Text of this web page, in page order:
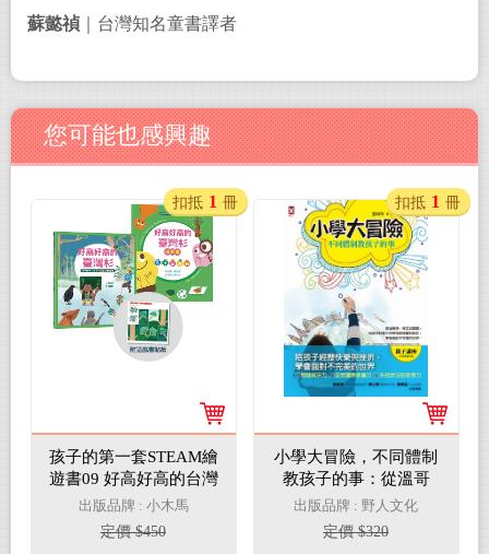
蘇懿禎 ｜台灣知名童書譯者
您可能也感興趣
孩子的第一套STEAM繪
遊書09 好高好高的台灣
杉【符合SDGs永續發展
指標X好讀好玩雙書升
級版】
出版品牌 : 小木馬
定價 $450
扣抵 1 冊
小學大冒險，不同體制
教孩子的事：從溫哥
華、台北到宜蘭，陪孩
子經歷不同學校的快樂
與挫折，學會面對不完
出版品牌 : 野人文化
定價 $320
扣抵 1 冊